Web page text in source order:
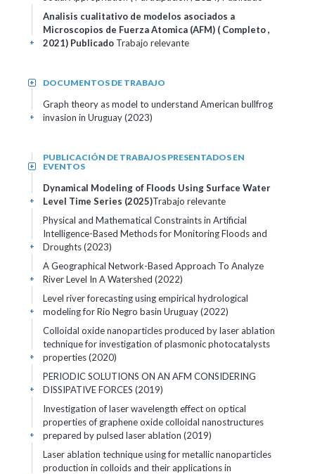
Analisis cualitativo de modelos asociados a
Microscopios de Fuerza Atomica (AFM) ( Completo ,
2021) Publicado Trabajo relevante
+
DOCUMENTOS DE TRABAJO
+
Graph theory as model to understand American bullfrog
invasion in Uruguay (2023)
+
PUBLICACIÓN DE TRABAJOS PRESENTADOS EN
EVENTOS
+
Dynamical Modeling of Floods Using Surface Water
Level Time Series (2025)Trabajo relevante
+
Physical and Mathematical Constraints in Artificial
Intelligence-Based Methods for Monitoring Floods and
Droughts (2023)
+
A Geographical Network-Based Approach To Analyze
River Level In A Watershed (2022)
+
Level river forecasting using empirical hydrological
modeling for Rio Negro basin Uruguay (2022)
+
Colloidal oxide nanoparticles produced by laser ablation
technique for investigation of plasmonic photocatalysts
properties (2020)
+
PERIODIC SOLUTIONS ON AN AFM CONSIDERING
DISSIPATIVE FORCES (2019)
+
Investigation of laser wavelength effect on optical
properties of graphene oxide colloidal nanostructures
prepared by pulsed laser ablation (2019)
+
Laser ablation technique using for metallic nanoparticles
production in colloids and their applications in